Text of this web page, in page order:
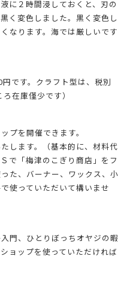
に２時間浸しておくと、刃の
く変色しました。黒く変色し
なります。海では厳しいです
です。クラフト型は、税別
在庫僅少です）
プを開催できます。
します。（基本的に、材料代
で「梅津のこぎり商店」をフ
た、バーナー、ワックス、小
使っていただいて構いませ
門、ひとりぼっちオヤジの暇
ョップを使っていただければ